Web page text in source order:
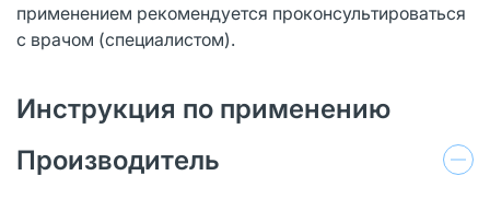
применением рекомендуется проконсультироваться
с врачом (специалистом).
Инструкция по применению
Производитель